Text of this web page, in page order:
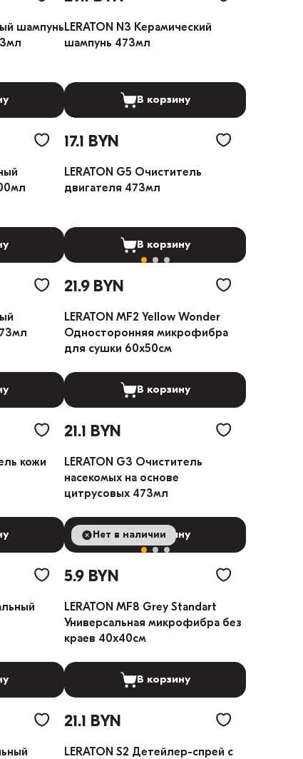
шампунь LERATON N3 Керамический
шампунь 473мл
В корзину
17.1 BYN
LERATON G5 Очиститель
двигателя 473мл
В корзину
21.9 BYN
LERATON MF2 Yellow Wonder
Односторонняя микрофибра
для сушки 60x50cм
В корзину
кожи
21.1 BYN
LERATON G3 Очиститель
насекомых на основе
цитрусовых 473мл
В корзину
Нет в наличии
5.9 BYN
LERATON MF8 Grey Standart
Универсальная микрофибра без
краев 40x40cм
В корзину
21.1 BYN
LERATON S2 Детейлер-спрей с